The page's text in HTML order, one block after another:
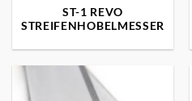
ST-1 REVO
STREIFENHOBELMESSER